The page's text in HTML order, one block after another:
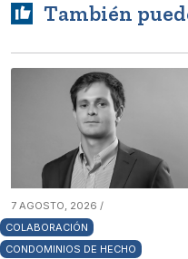
También
7 AGOSTO, 2026 /
COLABORACIÓN
CONDOMINIOS DE HECHO